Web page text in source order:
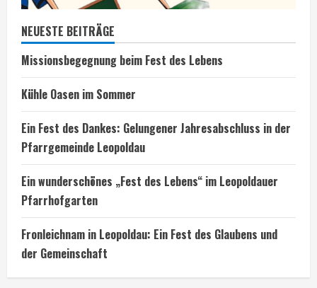
NEUESTE BEITRÄGE
Missionsbegegnung beim Fest des Lebens
Kühle Oasen im Sommer
Ein Fest des Dankes: Gelungener Jahresabschluss in der
Pfarrgemeinde Leopoldau
Ein wunderschönes „Fest des Lebens“ im Leopoldauer
Pfarrhofgarten
Fronleichnam in Leopoldau: Ein Fest des Glaubens und
der Gemeinschaft